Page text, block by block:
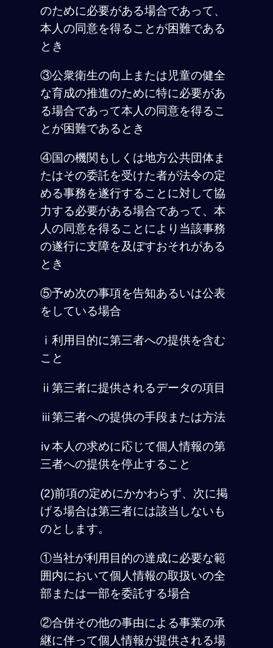
のために必要がある場合であって、
本人の同意を得ることが困難である
とき
③公衆衛生の向上または児童の健全
な育成の推進のために特に必要があ
る場合であって本人の同意を得るこ
とが困難であるとき
④国の機関もしくは地方公共団体ま
たはその委託を受けた者が法令の定
める事務を遂行することに対して協
力する必要がある場合であって、本
人の同意を得ることにより当該事務
の遂行に支障を及ぼすおそれがある
とき
⑤予め次の事項を告知あるいは公表
をしている場合
ⅰ利用目的に第三者への提供を含む
こと
ⅱ第三者に提供されるデータの項目
ⅲ第三者への提供の手段または方法
ⅳ本人の求めに応じて個人情報の第
三者への提供を停止すること
(2)前項の定めにかかわらず、次に掲
げる場合は第三者には該当しないも
のとします。
①当社が利用目的の達成に必要な範
囲内において個人情報の取扱いの全
部または一部を委託する場合
②合併その他の事由による事業の承
継に伴って個人情報が提供される場